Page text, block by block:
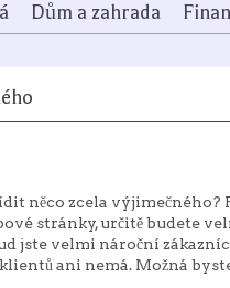
Dům a zahrada
něco zcela výjimečného?
stránky, určitě budete
jste velmi nároční
ani nemá. Možná